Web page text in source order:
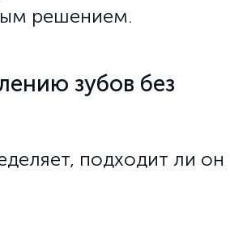
решением.
зубов без
подходит ли он